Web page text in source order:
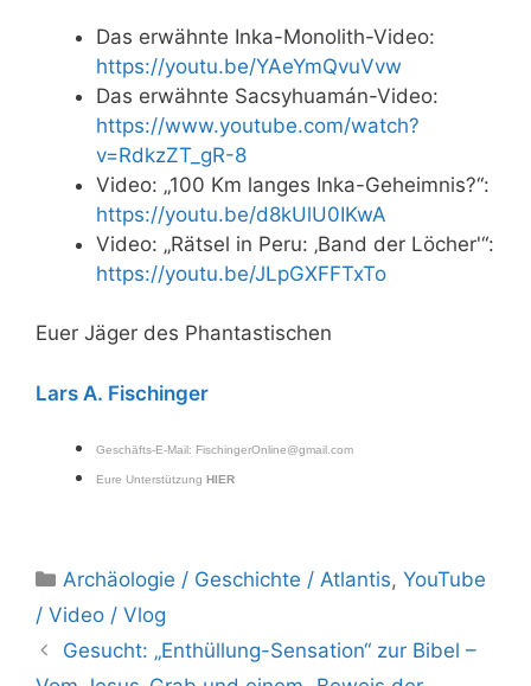
Das erwähnte Inka-Monolith-Video:
https://youtu.be/YAeYmQvuVvw
Das erwähnte Sacsyhuamán-Video:
https://www.youtube.com/watch?
v=RdkzZT_gR-8
Video: „100 Km langes Inka-Geheimnis?“:
https://youtu.be/d8kUlU0IKwA
Video: „Rätsel in Peru: ‚Band der Löcher'“:
https://youtu.be/JLpGXFFTxTo
Euer Jäger des Phantastischen
Lars A. Fischinger
Geschäfts-E-Mail: FischingerOnline@gmail.com
Eure Unterstützung HIER
Kategorien
Archäologie / Geschichte / Atlantis,YouTube
/ Video / Vlog
Gesucht: „Enthüllung-Sensation“ zur Bibel –